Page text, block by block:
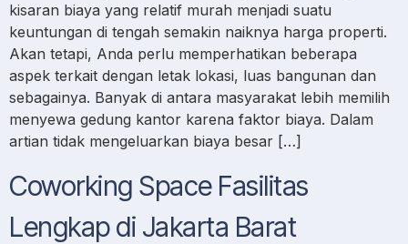
kisaran biaya yang relatif murah menjadi suatu
keuntungan di tengah semakin naiknya harga properti.
Akan tetapi, Anda perlu memperhatikan beberapa
aspek terkait dengan letak lokasi, luas bangunan dan
sebagainya. Banyak di antara masyarakat lebih memilih
menyewa gedung kantor karena faktor biaya. Dalam
artian tidak mengeluarkan biaya besar […]
Coworking Space Fasilitas
Lengkap di Jakarta Barat